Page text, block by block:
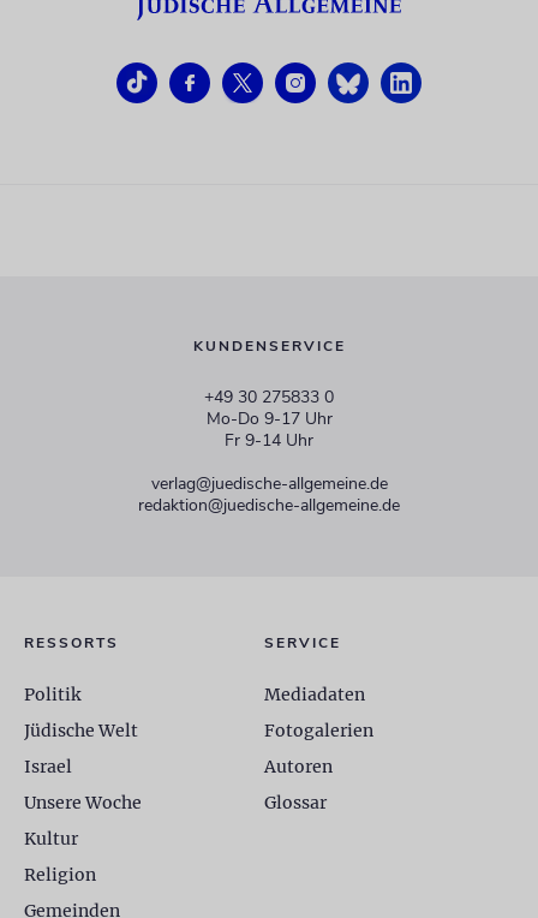
KUNDENSERVICE
+49 30 275833 0
Mo-Do 9-17 Uhr
Fr 9-14 Uhr
verlag@juedische-allgemeine.de
redaktion@juedische-allgemeine.de
RESSORTS
Politik
Jüdische Welt
Israel
Unsere Woche
Kultur
Religion
Gemeinden
SERVICE
Mediadaten
Fotogalerien
Autoren
Glossar